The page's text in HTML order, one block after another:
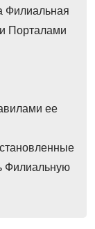
Филиальная
Порталами
ее
Филиальную